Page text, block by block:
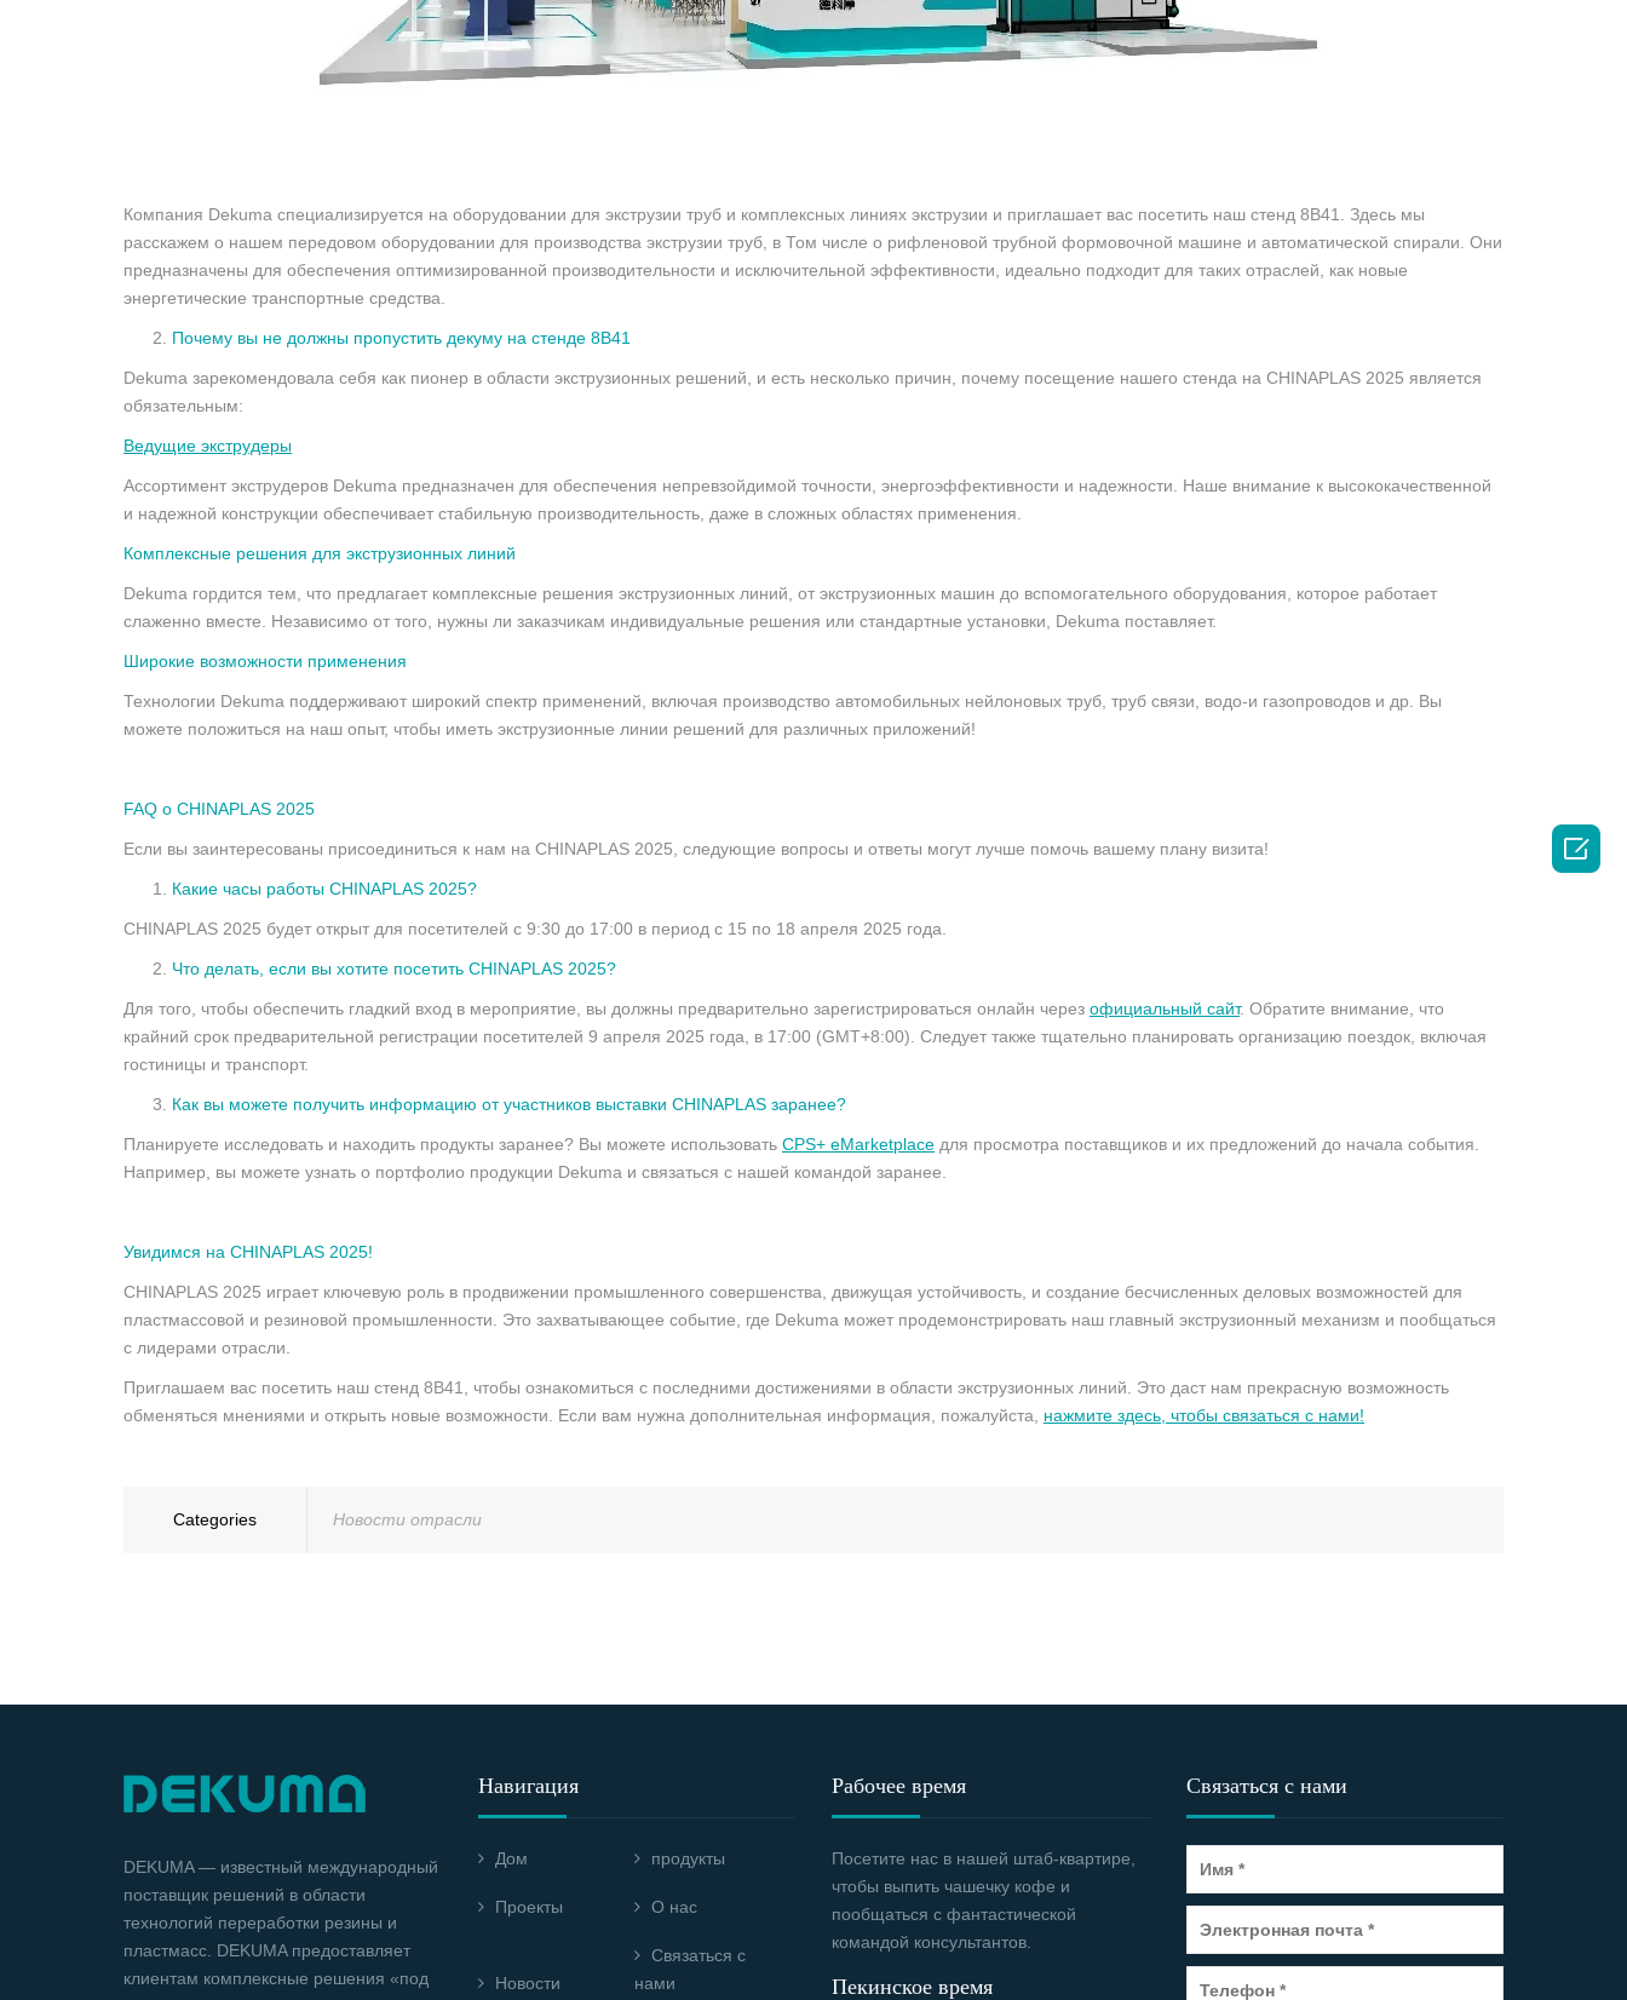
Компания Dekuma специализируется на оборудовании для экструзии труб и комплексных линиях экструзии и приглашает вас посетить наш стенд 8B41. Здесь мы
расскажем о нашем передовом оборудовании для производства экструзии труб, в Том числе о рифленовой трубной формовочной машине и автоматической спирали. Они
предназначены для обеспечения оптимизированной производительности и исключительной эффективности, идеально подходит для таких отраслей, как новые
энергетические транспортные средства.
Почему вы не должны пропустить декуму на стенде 8B41
Dekuma зарекомендовала себя как пионер в области экструзионных решений, и есть несколько причин, почему посещение нашего стенда на CHINAPLAS 2025 является
обязательным:
Ведущие экструдеры
Ассортимент экструдеров Dekuma предназначен для обеспечения непревзойдимой точности, энергоэффективности и надежности. Наше внимание к высококачественной
и надежной конструкции обеспечивает стабильную производительность, даже в сложных областях применения.
Комплексные решения для экструзионных линий
Dekuma гордится тем, что предлагает комплексные решения экструзионных линий, от экструзионных машин до вспомогательного оборудования, которое работает
слаженно вместе. Независимо от того, нужны ли заказчикам индивидуальные решения или стандартные установки, Dekuma поставляет.
Широкие возможности применения
Технологии Dekuma поддерживают широкий спектр применений, включая производство автомобильных нейлоновых труб, труб связи, водо-и газопроводов и др. Вы
можете положиться на наш опыт, чтобы иметь экструзионные линии решений для различных приложений!
FAQ о CHINAPLAS 2025
Если вы заинтересованы присоединиться к нам на CHINAPLAS 2025, следующие вопросы и ответы могут лучше помочь вашему плану визита!
Какие часы работы CHINAPLAS 2025?
CHINAPLAS 2025 будет открыт для посетителей с 9:30 до 17:00 в период с 15 по 18 апреля 2025 года.
Что делать, если вы хотите посетить CHINAPLAS 2025?
Для того, чтобы обеспечить гладкий вход в мероприятие, вы должны предварительно зарегистрироваться онлайн через официальный сайт. Обратите внимание, что
крайний срок предварительной регистрации посетителей 9 апреля 2025 года, в 17:00 (GMT+8:00). Следует также тщательно планировать организацию поездок, включая
гостиницы и транспорт.
Как вы можете получить информацию от участников выставки CHINAPLAS заранее?
Планируете исследовать и находить продукты заранее? Вы можете использовать CPS+ eMarketplace для просмотра поставщиков и их предложений до начала события.
Например, вы можете узнать о портфолио продукции Dekuma и связаться с нашей командой заранее.
Увидимся на CHINAPLAS 2025!
CHINAPLAS 2025 играет ключевую роль в продвижении промышленного совершенства, движущая устойчивость, и создание бесчисленных деловых возможностей для
пластмассовой и резиновой промышленности. Это захватывающее событие, где Dekuma может продемонстрировать наш главный экструзионный механизм и пообщаться
с лидерами отрасли.
Приглашаем вас посетить наш стенд 8B41, чтобы ознакомиться с последними достижениями в области экструзионных линий. Это даст нам прекрасную возможность
обменяться мнениями и открыть новые возможности. Если вам нужна дополнительная информация, пожалуйста, нажмите здесь, чтобы связаться с нами!
Categories Новости отрасли
DEKUMA — известный международный
поставщик решений в области
технологий переработки резины и
пластмасс. DEKUMA предоставляет
клиентам комплексные решения «под
Навигация
Дом продукты
Проекты О нас
Новости
Связаться с
нами
Рабочее время
Посетите нас в нашей штаб-квартире,
чтобы выпить чашечку кофе и
пообщаться с фантастической
командой консультантов.
Пекинское время
Связаться с нами
